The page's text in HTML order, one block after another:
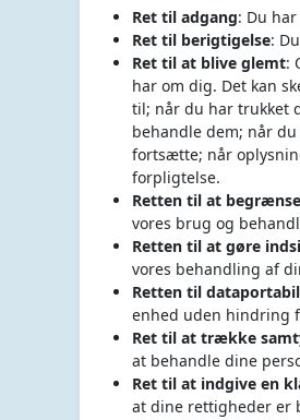
Ret til adgang: Du
Ret til berigtigelse:
Ret til at blive glemt:
har om dig. Det kan
til; når du har trukket
behandle dem; når
fortsætte; når
forpligtelse.
Retten til at
vores brug og
Retten til at gøre
vores behandling af
Retten til
enhed uden hindring
Ret til at trække
at behandle dine
Ret til at indgive en
at dine rettigheder er